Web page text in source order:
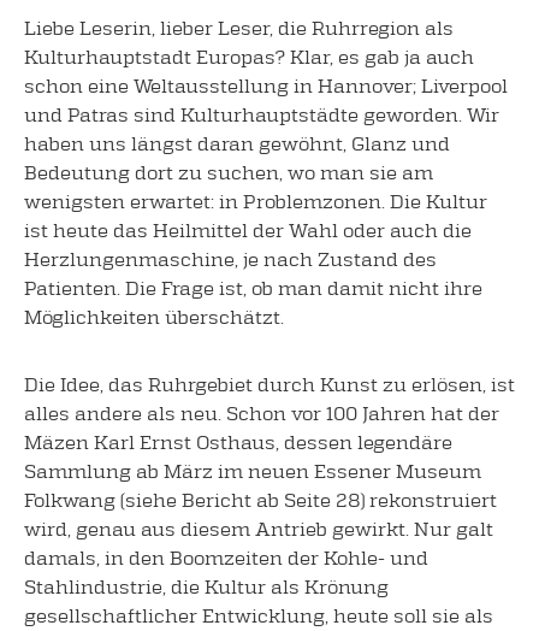
Liebe Leserin, lieber Leser, die Ruhrregion als
Kulturhauptstadt Europas? Klar, es gab ja auch
schon eine Weltausstellung in Hannover; Liverpool
und Patras sind Kulturhauptstädte geworden. Wir
haben uns längst daran gewöhnt, Glanz und
Bedeutung dort zu suchen, wo man sie am
wenigsten erwartet: in Problemzonen. Die Kultur
ist heute das Heilmittel der Wahl oder auch die
Herzlungenmaschine, je nach Zustand des
Patienten. Die Frage ist, ob man damit nicht ihre
Möglichkeiten überschätzt.
Die Idee, das Ruhrgebiet durch Kunst zu erlösen, ist
alles andere als neu. Schon vor 100 Jahren hat der
Mäzen Karl Ernst Osthaus, dessen legendäre
Sammlung ab März im neuen Essener Museum
Folkwang (siehe Bericht ab Seite 28) rekonstruiert
wird, genau aus diesem Antrieb gewirkt. Nur galt
damals, in den Boomzeiten der Kohle- und
Stahlindustrie, die Kultur als Krönung
gesellschaftlicher Entwicklung, heute soll sie als